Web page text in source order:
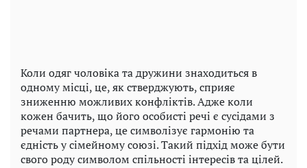
Коли одяг чоловіка та дружини знаходиться в
одному місці, це, як стверджують, сприяє
зниженню можливих конфліктів. Адже коли
кожен бачить, що його особисті речі є сусідами з
речами партнера, це символізує гармонію та
єдність у сімейному союзі. Такий підхід може бути
свого роду символом спільності інтересів та цілей.